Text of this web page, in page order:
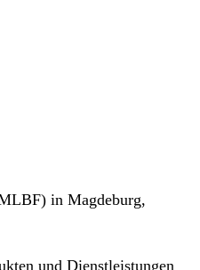
in Magdeburg,
und Dienstleistungen